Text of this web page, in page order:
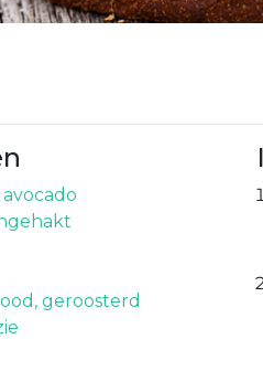
geroosterd